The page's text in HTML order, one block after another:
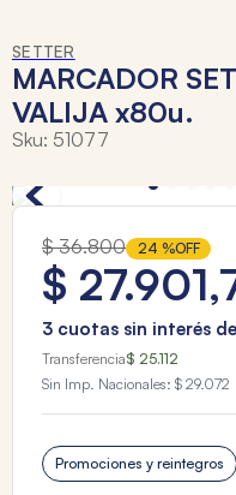
SETTER
MARCADOR
VALIJA x80u.
Sku: 51077
$ 36.800 24 %OFF
$ 27.901,
3 cuotas sin interés de
Transferencia$ 25.112
Sin Imp. Nacionales: $ 29.072
Promociones y reintegros